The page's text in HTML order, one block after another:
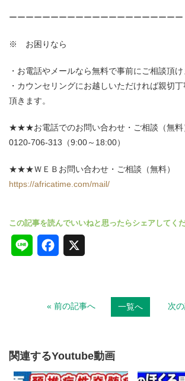
ーーーーーーーーーーーーーーーーーーーーー
※ お困りなら
お電話やメールなら無料で事前にご相談頂け
カウンセリングにお越しいただければ親切
頂きます。
★★★お電話でのお問い合わせ・ご相談（無料
0120-706-313（9:00～18:00）
★★★ＷＥＢお問い合わせ・ご相談（無料）
https://africatime.com/mail/
e
o
o
« 前の記事へ 一覧へ 次
関連するYoutube動画